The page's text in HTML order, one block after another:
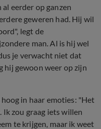
eerder op ganzen
geweren had. Hij wil
legt de
man. Al is hij wel
je verwacht niet dat
hij gewoon weer op zijn
in haar emoties: "Het
zou graag iets willen
te krijgen, maar ik weet